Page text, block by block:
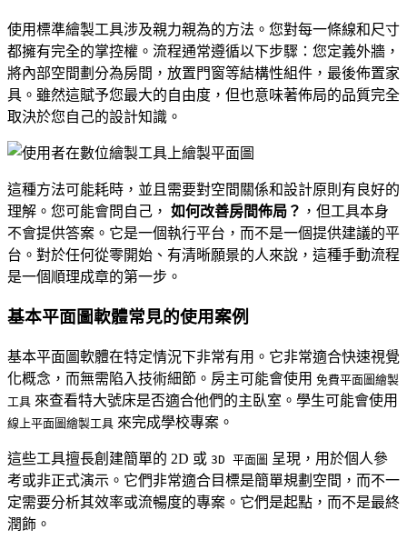
使用標準繪製工具涉及親力親為的方法。您對每一條線和尺寸
都擁有完全的掌控權。流程通常遵循以下步驟：您定義外牆，
將內部空間劃分為房間，放置門窗等結構性組件，最後佈置家
具。雖然這賦予您最大的自由度，但也意味著佈局的品質完全
取決於您自己的設計知識。
這種方法可能耗時，並且需要對空間關係和設計原則有良好的
理解。您可能會問自己， 如何改善房間佈局？ ，但工具本身
不會提供答案。它是一個執行平台，而不是一個提供建議的平
台。對於任何從零開始、有清晰願景的人來說，這種手動流程
是一個順理成章的第一步。
基本平面圖軟體常見的使用案例
基本平面圖軟體在特定情況下非常有用。它非常適合快速視覺
化概念，而無需陷入技術細節。房主可能會使用 免費平面圖繪製
工具 來查看特大號床是否適合他們的主臥室。學生可能會使用
線上平面圖繪製工具 來完成學校專案。
這些工具擅長創建簡單的 2D 或 3D 平面圖 呈現，用於個人參
考或非正式演示。它們非常適合目標是簡單規劃空間，而不一
定需要分析其效率或流暢度的專案。它們是起點，而不是最終
潤飾。